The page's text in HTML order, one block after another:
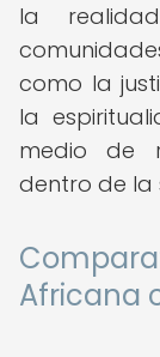
la
como la
la
medio de
dentro de la
Africana